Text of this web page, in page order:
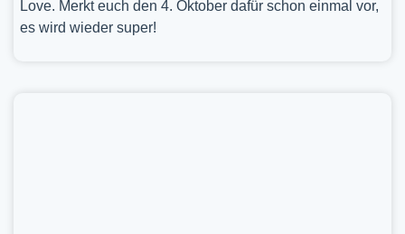
Love. Merkt euch den 4. Oktober dafür schon einmal vor,
es wird wieder super!